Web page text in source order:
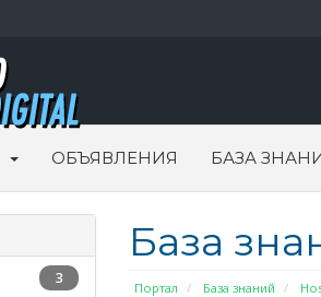
ОБЪЯВЛЕНИЯ БАЗА
База
Портал База знаний
3